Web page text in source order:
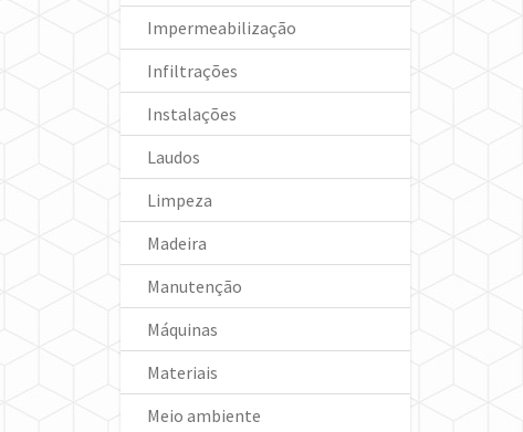
Impermeabilização
Infiltrações
Instalações
Laudos
Limpeza
Madeira
Manutenção
Máquinas
Materiais
Meio ambiente